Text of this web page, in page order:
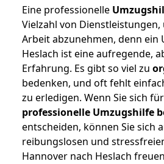
Eine professionelle
Vielzahl von
Arbeit abzunehmen, denn ein
Heslach ist eine aufregende,
Erfahrung. Es gibt so viel zu
bedenken, und oft fehlt
zu erledigen. Wenn Sie sich
professionelle Umzugshilfe
entscheiden, können Sie sich
reibungslosen und
Hannover nach Heslach